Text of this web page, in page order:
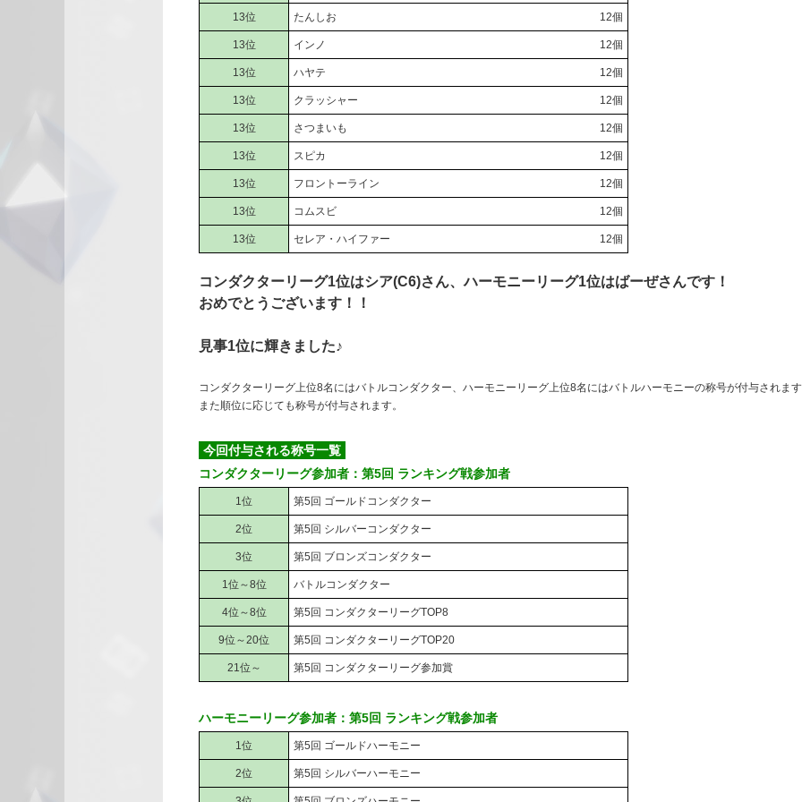
13位 たんしお 12個
13位 インノ 12個
13位 ハヤテ 12個
13位 クラッシャー 12個
13位 さつまいも 12個
13位 スピカ 12個
13位 フロントーライン 12個
13位 コムスビ 12個
13位 セレア・ハイファー 12個
コンダクターリーグ1位はシア(C6)さん、ハーモニーリーグ1位はばーぜさんです！
おめでとうございます！！
見事1位に輝きました♪
コンダクターリーグ上位8名にはバトルコンダクター、ハーモニーリーグ上位8名にはバトルハーモニーの称号が付与されま
また順位に応じても称号が付与されます。
今回付与される称号一覧
コンダクターリーグ参加者：第5回 ランキング戦参加者
1位 第5回 ゴールドコンダクター
2位 第5回 シルバーコンダクター
3位 第5回 ブロンズコンダクター
1位～8位 バトルコンダクター
4位～8位 第5回 コンダクターリーグTOP8
9位～20位 第5回 コンダクターリーグTOP20
21位～ 第5回 コンダクターリーグ参加賞
ハーモニーリーグ参加者：第5回 ランキング戦参加者
1位 第5回 ゴールドハーモニー
2位 第5回 シルバーハーモニー